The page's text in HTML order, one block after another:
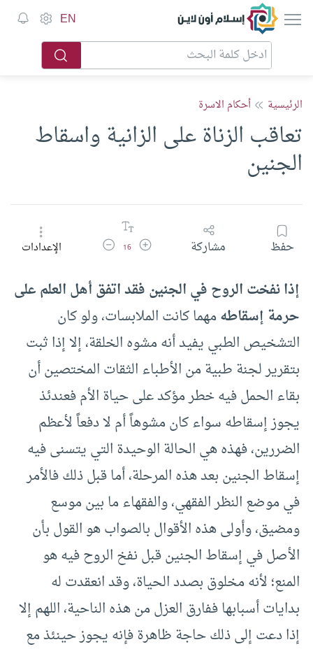
إسلام أون لاين EN
الرئيسية أحكام الاسرة
تعاقب الزناة على الزانية واسقاط
الجنين
حفظ مشاركة زيادة حجم الخط
16 تقليل حجم الخطالإعدادات
إذا نفخت الروح في الجنين فقد اتفق أهل العلم على
حرمة إسقاطهمهما كانت الملابسات، ولو كان
التشخيص الطبي يفيد أنه مشوه الخلقة، إلا إذا ثبت
بتقرير لجنة طبية من الأطباء الثقات المختصين أن
بقاء الحمل فيه خطر مؤكد على حياة الأم فعندئذ
يجوز إسقاطه سواء كان مشوهاً أم لا دفعاً لأعظم
الضررين، فهذه هي الحالة الوحيدة التي يتسنى فيه
إسقاط الجنين بعد هذه المرحلة، أما قبل ذلك فالأمر
في موضع النظر الفقهي، والفقهاء ما بين موسع
ومضيق، وأولى هذه الأقوال بالصواب هو القول بأن
الأصل في إسقاط الجنين قبل نفخ الروح فيه هو
المنع؛ لأنه مخلوق بصدد الحياة، وقد انعقدت له
بدايات أسبابها ففارق العزل من هذه الناحية، اللهم إلا
إذا دعت إلى ذلك حاجة ظاهرة فإنه يجوز حينئذ مع